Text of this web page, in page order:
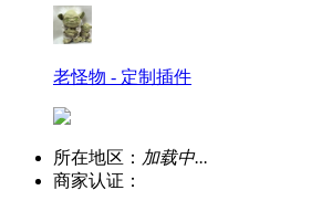
老怪物 - 定制插件
所在地区： 加载中...
商家认证：